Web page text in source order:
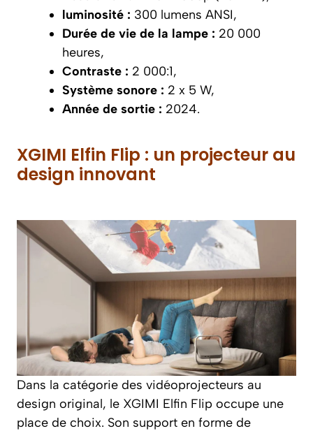
luminosité : 300 lumens ANSI,
Durée de vie de la lampe : 20 000
heures,
Contraste : 2 000:1,
Système sonore : 2 x 5 W,
Année de sortie : 2024.
XGIMI Elfin Flip : un projecteur au
design innovant
Dans la catégorie des vidéoprojecteurs au
design original, le XGIMI Elfin Flip occupe une
place de choix. Son support en forme de